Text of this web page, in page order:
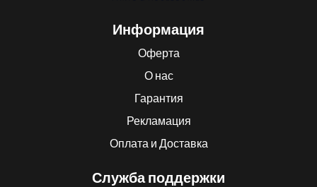
Информация
Оферта
О нас
Гарантия
Рекламация
Оплата и Доставка
Служба поддержки